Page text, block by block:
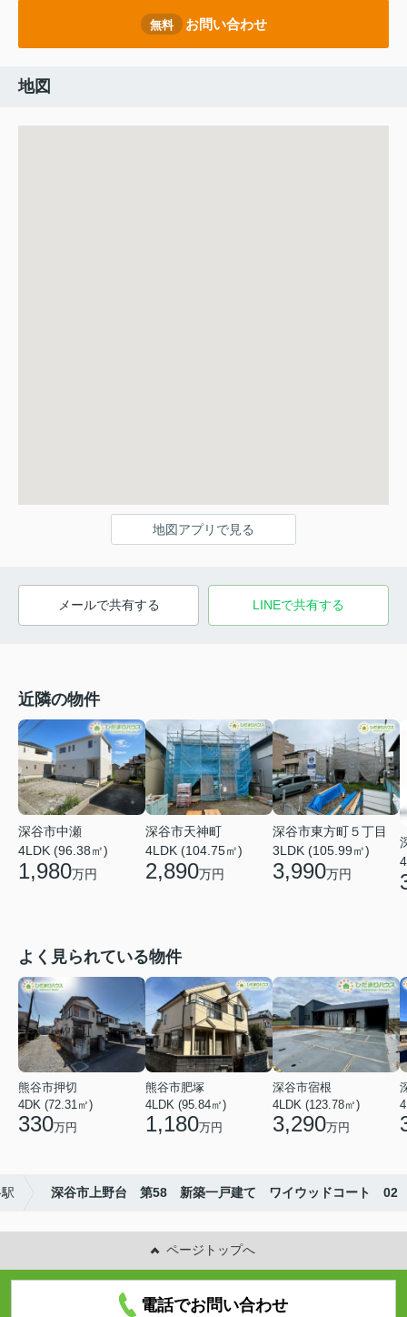
無料 お問い合わせ
地図
地図アプリで見る
メールで共有する LINEで共有する
近隣の物件
深谷市中瀬
4LDK (96.38㎡)
1,980万円
深谷市天神町
4LDK (104.75㎡)
2,890万円
深谷市東方町５丁目
3LDK (105.99㎡)
3,990万円
よく見られている物件
熊谷市押切
4DK (72.31㎡)
330万円
熊谷市肥塚
4LDK (95.84㎡)
1,180万円
深谷市宿根
4LDK (123.78㎡)
3,290万円
深谷市上野台 第58 新築一戸建て ワイウッドコート 02
ページトップへ
電話でお問い合わせ